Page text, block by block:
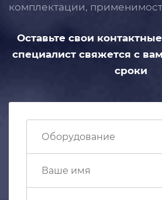
комплектации,
Оставьте свои
специалист свяжется с
сроки